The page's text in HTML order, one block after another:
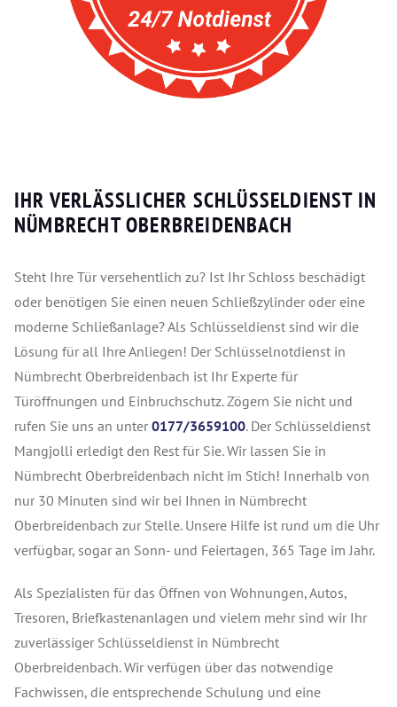
IHR VERLÄSSLICHER SCHLÜSSELDIENST IN
NÜMBRECHT OBERBREIDENBACH
Steht Ihre Tür versehentlich zu? Ist Ihr Schloss beschädigt
oder benötigen Sie einen neuen Schließzylinder oder eine
moderne Schließanlage? Als Schlüsseldienst sind wir die
Lösung für all Ihre Anliegen! Der Schlüsselnotdienst in
Nümbrecht Oberbreidenbach ist Ihr Experte für
Türöffnungen und Einbruchschutz. Zögern Sie nicht und
rufen Sie uns an unter 0177/3659100. Der Schlüsseldienst
Mangjolli erledigt den Rest für Sie. Wir lassen Sie in
Nümbrecht Oberbreidenbach nicht im Stich! Innerhalb von
nur 30 Minuten sind wir bei Ihnen in Nümbrecht
Oberbreidenbach zur Stelle. Unsere Hilfe ist rund um die Uhr
verfügbar, sogar an Sonn- und Feiertagen, 365 Tage im Jahr.
Als Spezialisten für das Öffnen von Wohnungen, Autos,
Tresoren, Briefkastenanlagen und vielem mehr sind wir Ihr
zuverlässiger Schlüsseldienst in Nümbrecht
Oberbreidenbach. Wir verfügen über das notwendige
Fachwissen, die entsprechende Schulung und eine